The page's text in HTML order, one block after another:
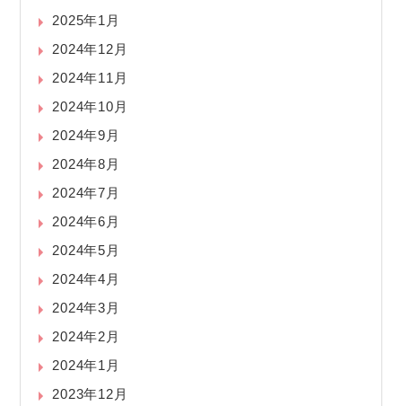
2025年1月
2024年12月
2024年11月
2024年10月
2024年9月
2024年8月
2024年7月
2024年6月
2024年5月
2024年4月
2024年3月
2024年2月
2024年1月
2023年12月